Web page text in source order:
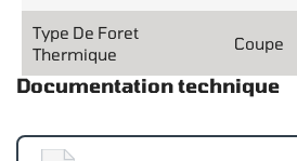
Type De Foret
Thermique
Coupe
Documentation technique